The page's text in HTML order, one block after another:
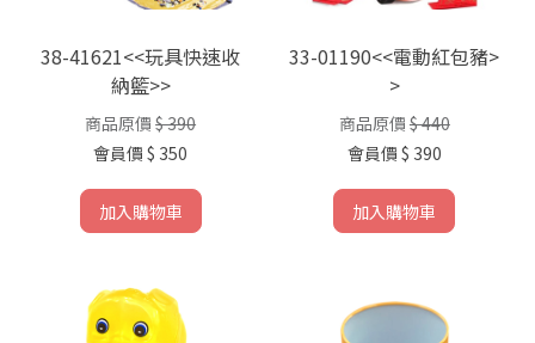
38-41621<<玩具快速收
納籃>>
商品原價 $ 390
會員價 $ 350
加入購物車
33-01190<<電動紅包豬>
>
商品原價 $ 440
會員價 $ 390
加入購物車